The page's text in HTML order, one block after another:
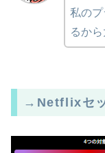
私の
るか
→Netflixセッ